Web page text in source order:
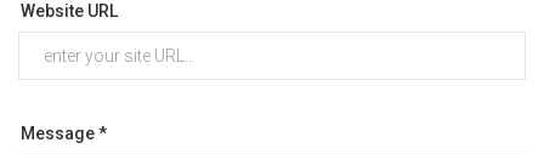
Website URL
Message *